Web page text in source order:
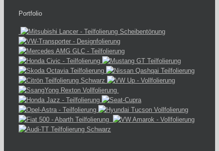
Portfolio